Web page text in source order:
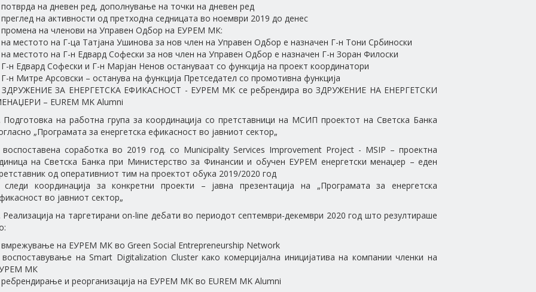
потврда на дневен ред, дополнување на точки на дневен ред
на активности од претходна седницата во ноември 2019 до денес
промена на членови на Управен Одбор на ЕУРЕМ МК:
местото на Г-ца Татјана Ушинова за нов член на Управен Одбор е назначен Г-н Тони Србиноски
местото на Г-н Едвард Софески за нов член на Управен Одбор е назначен Г-н Зоран Филоски
н Едвард Софески и Г-н Марјан Ненов остануваат со функција на проект координатори
н Митре Арсовски – останува на функција Претседател со промотивна функција
ЗДРУЖЕНИЕ ЗА ЕНЕРГЕТСКА ЕФИКАСНОСТ - ЕУРЕМ МК се ребрендира во ЗДРУЖЕНИЕ НА ЕНЕРГЕТСКИ
– EUREM MK Alumni
Подготовка на работна група за координација со претставници на МСИП проектот на Светска Банка
„Програмата за енергетска ефикасност во јавниот сектор„
воспоставена соработка во 2019 год. со Municipality Services Improvement Project - MSIP – проектна
на Светска Банка при Министерство за Финансии и обучен ЕУРЕМ енергетски менаџер – еден
од оперативниот тим на проектот обука 2019/2020 год
следи координација за конкретни проекти – јавна презентација на „Програмата за енергетска
во јавниот сектор„
Реализација на таргетирани on-line дебати во периодот септември-декември 2020 год што резултираше
вмрежување на ЕУРЕМ МК во Green Social Entrepreneurship Network
воспоставување на Smart Digitalization Cluster како комерцијална иницијатива на компании членки на
МК
ребрендирање и реорганизација на ЕУРЕМ МК во EUREM MK Alumni